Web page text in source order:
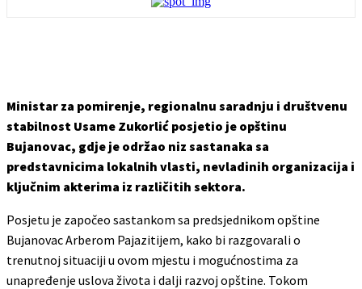
Ministar za pomirenje, regionalnu saradnju i društvenu
stabilnost Usame Zukorlić posjetio je opštinu
Bujanovac, gdje je održao niz sastanaka sa
predstavnicima lokalnih vlasti, nevladinih organizacija i
ključnim akterima iz različitih sektora.
Posjetu je započeo sastankom sa predsjednikom opštine
Bujanovac Arberom Pajazitijem, kako bi razgovarali o
trenutnoj situaciji u ovom mjestu i mogućnostima za
unapređenje uslova života i dalji razvoj opštine. Tokom